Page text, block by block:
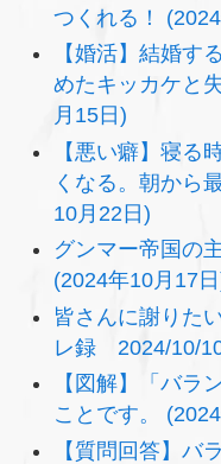
つくれる！
【婚活】結婚す
めたキッカケと
月15日)
【悪い癖】寝る
くなる。朝から
10月22日)
グンマー帝国の
(2024年10月17
皆さんに謝りた
レ録 2024/10/
【図解】「バラ
ことです。
【質問回答】バ